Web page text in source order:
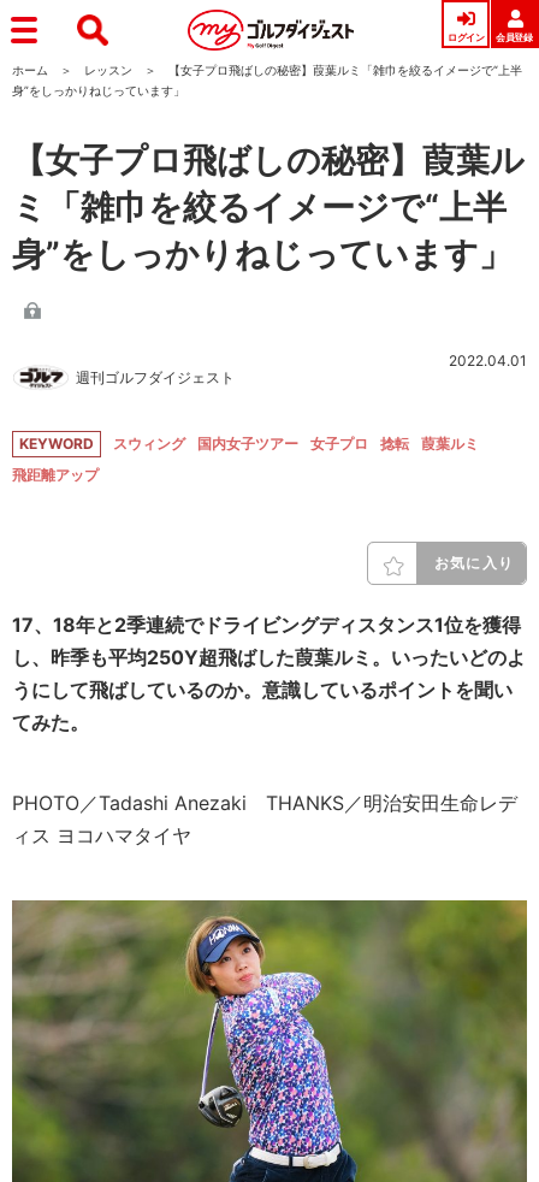
ログイン 会員登録
ホーム レッスン
【女子プロ飛ばしの秘密】葭葉ルミ「雑巾を絞るイメージで“上半
身”をしっかりねじっています」
【女子プロ飛ばしの秘密】葭葉ル
ミ「雑巾を絞るイメージで“上半
身”をしっかりねじっています」
週刊ゴルフダイジェスト
2022.04.01
KEYWORD スウィング 国内女子ツアー 女子プロ 捻転
葭葉ルミ
飛距離アップ
お気に入り
17、18年と2季連続でドライビングディスタンス1位を獲得
し、昨季も平均250Y超飛ばした葭葉ルミ。いったいどのよ
うにして飛ばしているのか。意識しているポイントを聞い
てみた。
PHOTO／Tadashi Anezaki THANKS／明治安田生命レデ
ィス ヨコハマタイヤ